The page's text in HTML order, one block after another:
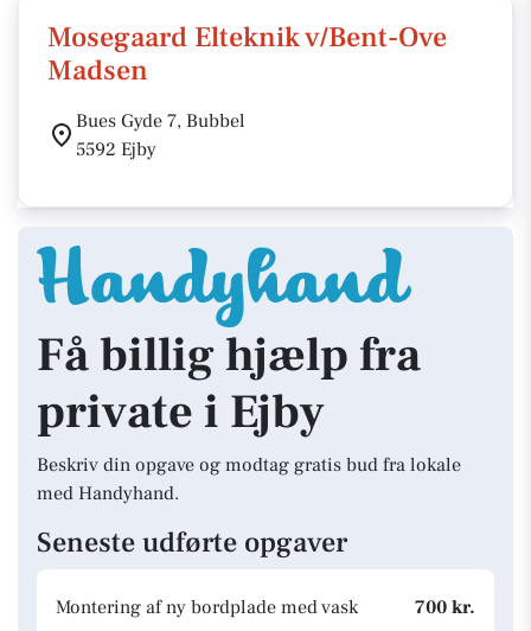
Mosegaard Elteknik v/Bent-Ove
Madsen
Bues Gyde 7, Bubbel
5592 Ejby
Få billig hjælp fra
private i Ejby
Beskriv din opgave og modtag gratis bud fra lokale
med Handyhand.
Seneste udførte opgaver
Montering af ny bordplade med vask
700 kr.